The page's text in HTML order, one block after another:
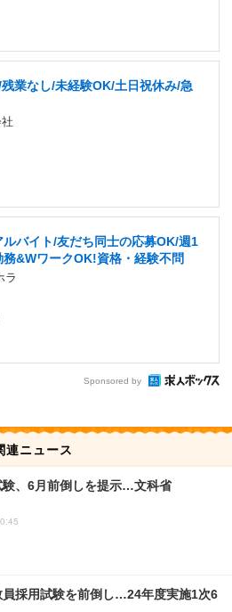
業なし/未経験OK/土日祝休み/急
バイト/友だち同士の応募OK/週1
&WワークOK!資格・経験不問
ラ
Sponsored by
連ニュース
験、6月前倒しを提示…文科省
員採用試験を前倒し…24年度実施1次6